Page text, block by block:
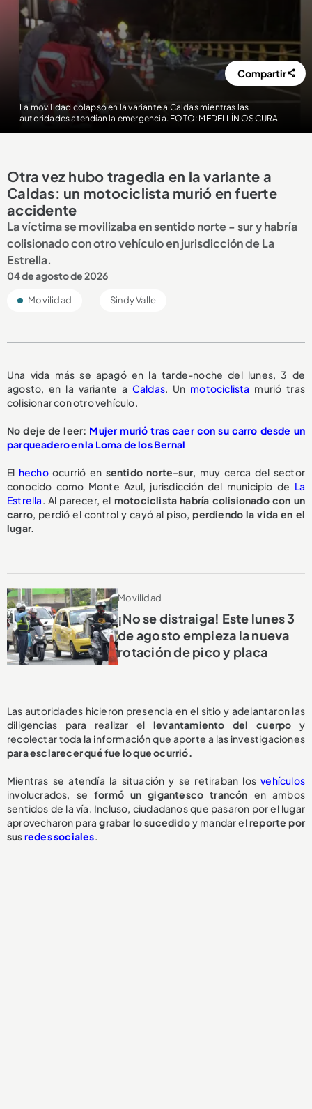
La movilidad colapsó en la variante a Caldas mientras las
autoridades atendían la emergencia. FOTO: MEDELLÍN OSCURA
Compartir
Otra vez hubo tragedia en la variante a
Caldas: un motociclista murió en fuerte
accidente
La víctima se movilizaba en sentido norte - sur y habría
colisionado con otro vehículo en jurisdicción de La
Estrella.
04 de agosto de 2026
Movilidad Sindy Valle
Una vida más se apagó en la tarde-noche del lunes, 3 de
agosto, en la variante a Caldas. Un motociclista murió tras
colisionar con otro vehículo.
No deje de leer: Mujer murió tras caer con su carro desde un
parqueadero en la Loma de los Bernal
El hechoocurrió en sentido norte-sur, muy cerca del sector
conocido como Monte Azul, jurisdicción del municipio de La
Estrella. Al parecer, el motociclista habría colisionado con un
carro, perdió el control y cayó al piso,perdiendo la vida en el
lugar.
Movilidad
¡No se distraiga! Este lunes 3
de agosto empieza la nueva
rotación de pico y placa
Las autoridades hicieron presencia en el sitio y adelantaron las
diligencias para realizar el levantamiento del cuerpo y
recolectar toda la información que aporte a las investigaciones
para esclarecer qué fue lo que ocurrió.
Mientras se atendía la situación y se retiraban losvehículos
involucrados, se formó un gigantesco trancón en ambos
sentidos de la vía. Incluso, ciudadanos que pasaron por el lugar
aprovecharon paragrabar lo sucedidoy mandar elreporte por
susredes sociales.